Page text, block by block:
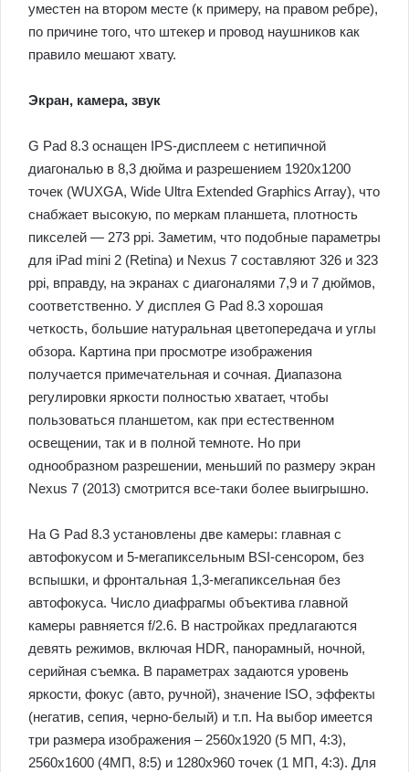
уместен на втором месте (к примеру, на правом ребре),
по причине того, что штекер и провод наушников как
правило мешают хвату.
Экран, камера, звук
G Pad 8.3 оснащен IPS-дисплеем с нетипичной
диагональю в 8,3 дюйма и разрешением 1920х1200
точек (WUXGA, Wide Ultra Extended Graphics Array), что
снабжает высокую, по меркам планшета, плотность
пикселей — 273 ppi. Заметим, что подобные параметры
для iPad mini 2 (Retina) и Nexus 7 составляют 326 и 323
ppi, вправду, на экранах с диагоналями 7,9 и 7 дюймов,
соответственно. У дисплея G Pad 8.3 хорошая
четкость, большие натуральная цветопередача и углы
обзора. Картина при просмотре изображения
получается примечательная и сочная. Диапазона
регулировки яркости полностью хватает, чтобы
пользоваться планшетом, как при естественном
освещении, так и в полной темноте. Но при
однообразном разрешении, меньший по размеру экран
Nexus 7 (2013) смотрится все-таки более выигрышно.
На G Pad 8.3 установлены две камеры: главная с
автофокусом и 5-мегапиксельным BSI-сенсором, без
вспышки, и фронтальная 1,3-мегапиксельная без
автофокуса. Число диафрагмы объектива главной
камеры равняется f/2.6. В настройках предлагаются
девять режимов, включая HDR, панорамный, ночной,
серийная съемка. В параметрах задаются уровень
яркости, фокус (авто, ручной), значение ISO, эффекты
(негатив, сепия, черно-белый) и т.п. На выбор имеется
три размера изображения – 2560х1920 (5 МП, 4:3),
2560х1600 (4МП, 8:5) и 1280х960 точек (1 МП, 4:3). Для